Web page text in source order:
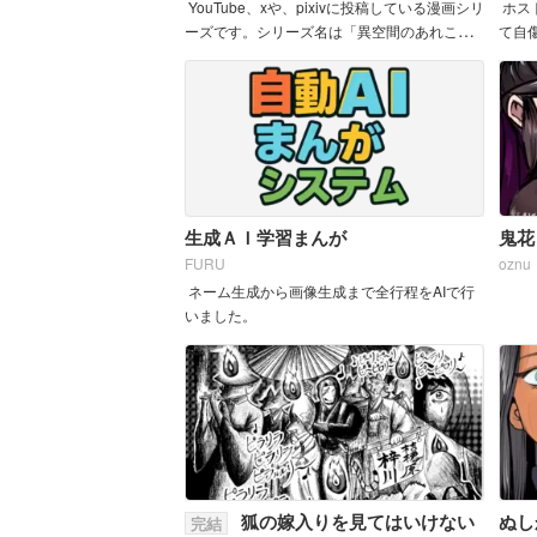
YouTube、xや、pixivに投稿している漫画シリ
ーズです。シリーズ名は「異空間のあれこ
ストなどを含め２～４ページを一つのまとま
ホス
て自
生成ＡＩ学習まんが
FURU
ネーム生成から画像生成まで全行程をAIで行
いました。
鬼
oznu
完結 狐の嫁入りを見てはいけない ぬ